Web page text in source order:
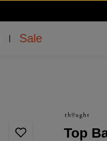
Sale
Top